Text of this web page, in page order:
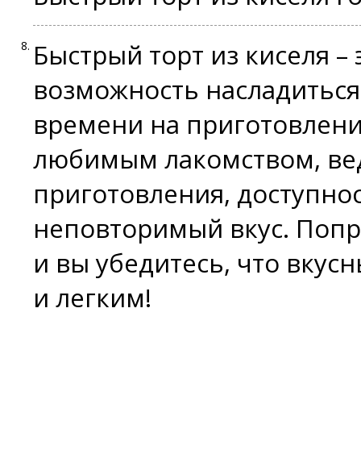
Быстрый торт из киселя –
возможность
времени на
любимым лакомством,
приготовления,
неповторимый вкус.
и вы убедитесь, что
и легким!